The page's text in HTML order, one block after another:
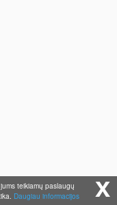
x
teikiamų paslaugų
Daugiau informacijos